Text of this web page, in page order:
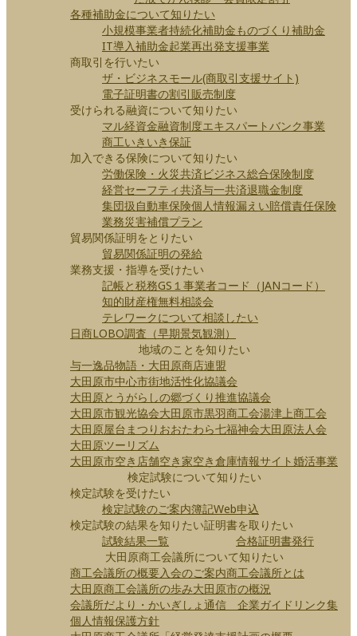
各種補助金について知りたい
小規模事業者持続化補助金ものづくり補助金
IT導入補助金起業再出発支援事業
商取引を行いたい
ザ・ビジネスモール(商取引支援サイト)
電子証明書の割引販売制度
受けられる融資について知りたい
マル経資金融資制度エキスパートバンク事業
商工いきいき保証
加入できる保険について知りたい
労働保険・火災共済ビジネス総合保険制度
経営セーフティ共済与一共済退職金制度
集団扱自動車保険個人情報漏えい賠償責任保険
業務災害補償プラン
貿易関係証明をとりたい
貿易関係証明の発給
業務支援・指導を受けたい
記帳と税務GS１事業者コード（JANコード）
知的財産権無料相談会
テレワークについて相談したい
日商LOBO調査（早期景気観測）
地域のことを知りたい
与一逸品物語・大田原商店連盟
大田原市中心市街地活性化協議会
大田原とうがらしの郷づくり推進協議会
大田原市観光協会大田原市黒羽商工会湯津上商工会
大田原屋台まつり おおたわら七福神会大田原法人会
大田原ツーリズム
大田原市空き店舗空き家空き倉庫情報サイト婚活事業
検定試験について知りたい
検定試験を受けたい
検定試験のご案内簿記Web申込
検定試験の結果を知りたい
試験結果一覧
証明書を取りたい
合格証明書発行
大田原商工会議所について知りたい
商工会議所の概要入会のご案内商工会議所とは
大田原商工会議所の歩み大田原市の概況
会議所だより・かいぎしょ通信 企業ガイド リンク集
個人情報保護方針